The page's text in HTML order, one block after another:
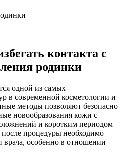
контакта с
родинки
одной из самых
в современной косметологии и
методы позволяют безопасно
новообразования кожи с
и коротким периодом
процедуры необходимо
врача, особенно в отношении